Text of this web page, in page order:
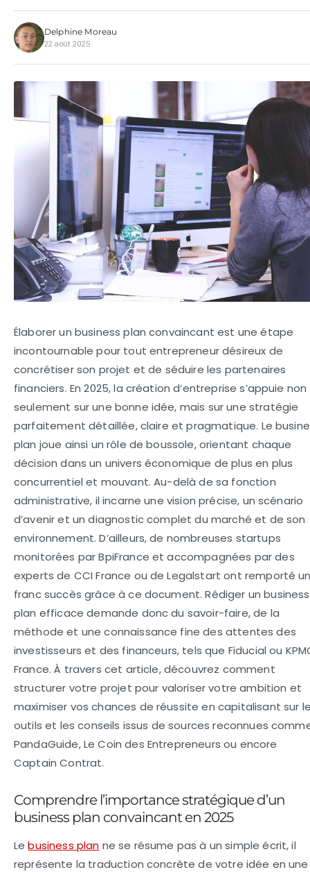
Delphine Moreau
22 août 2025
Élaborer un business plan convaincant est une étape
incontournable pour tout entrepreneur désireux de
concrétiser son projet et de séduire les partenaires
financiers. En 2025, la création d’entreprise s’appuie non
seulement sur une bonne idée, mais sur une stratégie
parfaitement détaillée, claire et pragmatique. Le
plan joue ainsi un rôle de boussole, orientant chaque
décision dans un univers économique de plus en plus
concurrentiel et mouvant. Au-delà de sa fonction
administrative, il incarne une vision précise, un scénario
d’avenir et un diagnostic complet du marché et de son
environnement. D’ailleurs, de nombreuses startups
monitorées par BpiFrance et accompagnées par des
experts de CCI France ou de Legalstart ont remporté
franc succès grâce à ce document. Rédiger un business
plan efficace demande donc du savoir-faire, de la
méthode et une connaissance fine des attentes des
investisseurs et des financeurs, tels que Fiducial ou
France. À travers cet article, découvrez comment
structurer votre projet pour valoriser votre ambition et
maximiser vos chances de réussite en capitalisant sur
outils et les conseils issus de sources reconnues
PandaGuide, Le Coin des Entrepreneurs ou encore
Captain Contrat.
Comprendre l’importance stratégique d’un
business plan convaincant en 2025
Lebusiness plan ne se résume pas à un simple écrit, il
représente la traduction concrète de votre idée en une